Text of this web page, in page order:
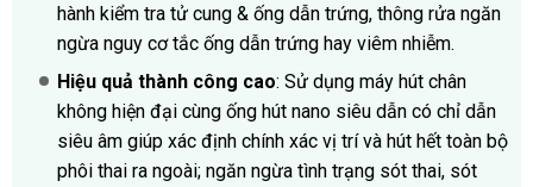
hành kiểm tra tử cung & ống dẫn trứng, thông rửa ngăn
ngừa nguy cơ tắc ống dẫn trứng hay viêm nhiễm.
Hiệu quả thành công cao: Sử dụng máy hút chân
không hiện đại cùng ống hút nano siêu dẫn có chỉ dẫn
siêu âm giúp xác định chính xác vị trí và hút hết toàn bộ
phôi thai ra ngoài; ngăn ngừa tình trạng sót thai, sót